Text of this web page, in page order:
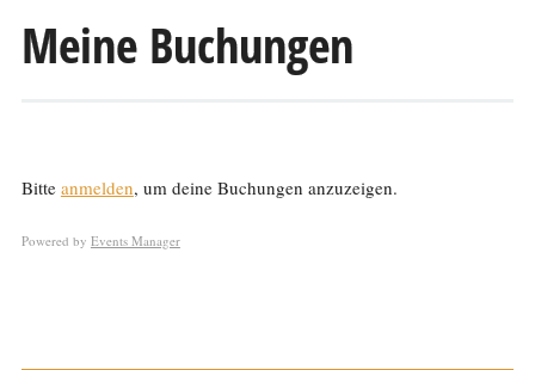
zum
Meine Buchungen
Bitte anmelden, um deine Buchungen anzuzeigen.
Powered by Events Manager